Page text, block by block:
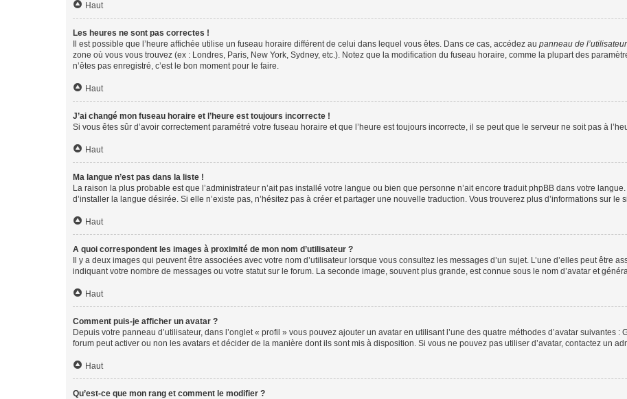
Haut
Les heures ne sont pas correctes !
Il est possible que l’heure affichée utilise un fuseau horaire différent de celui dans lequel vous êtes. Dans ce cas, accédez au panneau de l’utilisateur
zone où vous vous trouvez (ex : Londres, Paris, New York, Sydney, etc.). Notez que la modification du fuseau horaire, comme la plupart des
n’êtes pas enregistré, c’est le bon moment pour le faire.
Haut
J’ai changé mon fuseau horaire et l’heure est toujours incorrecte !
Si vous êtes sûr d’avoir correctement paramétré votre fuseau horaire et que l’heure est toujours incorrecte, il se peut que le serveur ne soit pas à
Haut
Ma langue n’est pas dans la liste !
La raison la plus probable est que l’administrateur n’ait pas installé votre langue ou bien que personne n’ait encore traduit phpBB dans votre
d’installer la langue désirée. Si elle n’existe pas, n’hésitez pas à créer et partager une nouvelle traduction. Vous trouverez plus d’informations sur le
Haut
A quoi correspondent les images à proximité de mon nom d’utilisateur ?
Il y a deux images qui peuvent être associées avec votre nom d’utilisateur lorsque vous consultez les messages d’un sujet. L’une d’elles peut être
indiquant votre nombre de messages ou votre statut sur le forum. La seconde image, souvent plus grande, est connue sous le nom d’avatar et
Haut
Comment puis-je afficher un avatar ?
Depuis votre panneau d’utilisateur, dans l’onglet « profil » vous pouvez ajouter un avatar en utilisant l’une des quatre méthodes d’avatar suivantes :
forum peut activer ou non les avatars et décider de la manière dont ils sont mis à disposition. Si vous ne pouvez pas utiliser d’avatar, contactez un
Haut
Qu’est-ce que mon rang et comment le modifier ?